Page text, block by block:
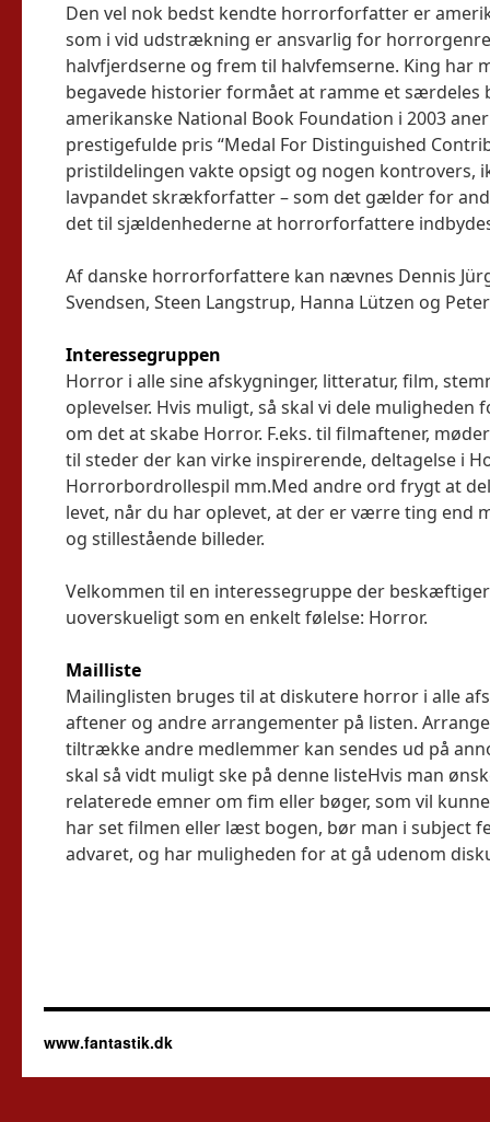
Den vel nok bedst kendte horrorforfatter er
som i vid udstrækning er ansvarlig for
halvfjerdserne og frem til halvfemserne. King har
begavede historier formået at ramme et særdeles
amerikanske National Book Foundation i 2003
prestigefulde pris “Medal For Distinguished
pristildelingen vakte opsigt og nogen kontrovers,
lavpandet skrækforfatter – som det gælder for
det til sjældenhederne at horrorforfattere
Af danske horrorforfattere kan nævnes Dennis
Svendsen, Steen Langstrup, Hanna Lützen og
Interessegruppen
Horror i alle sine afskygninger, litteratur, film,
oplevelser. Hvis muligt, så skal vi dele
om det at skabe Horror. F.eks. til filmaftener,
til steder der kan virke inspirerende, deltagelse i
Horrorbordrollespil mm.Med andre ord frygt at
levet, når du har oplevet, at der er værre ting end
og stillestående billeder.
Velkommen til en interessegruppe der
uoverskueligt som en enkelt følelse: Horror.
Mailliste
Mailinglisten bruges til at diskutere horror i alle
aftener og andre arrangementer på listen.
tiltrække andre medlemmer kan sendes ud på
skal så vidt muligt ske på denne listeHvis man
relaterede emner om fim eller bøger, som vil
har set filmen eller læst bogen, bør man i subject
advaret, og har muligheden for at gå udenom
www.fantastik.dk